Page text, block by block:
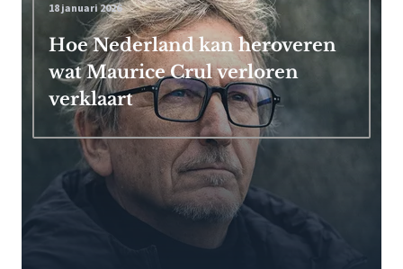
18 januari 2026
Hoe Nederland kan heroveren
wat Maurice Crul verloren
verklaart